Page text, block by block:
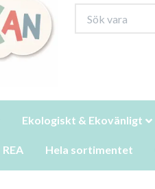
Ekologiskt & Ekovänligt
REA Hela sortimentet